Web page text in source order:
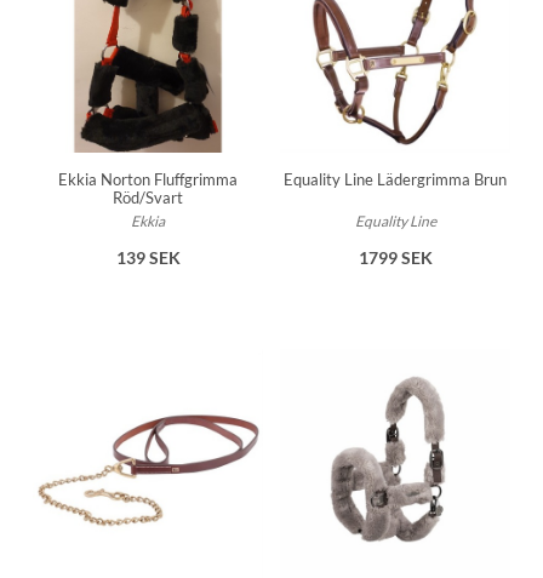
Ekkia Norton Fluffgrimma
Röd/Svart
Ekkia
139 SEK
Equality Line Lädergrimma Brun
Equality Line
1799 SEK